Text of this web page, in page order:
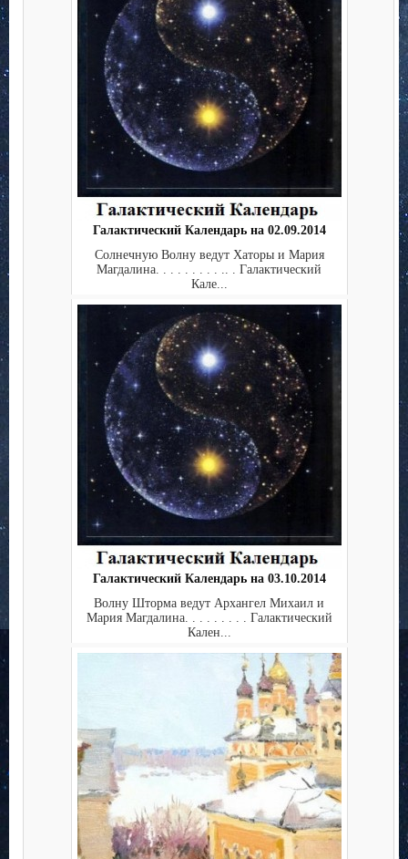
Галактический Календарь на 02.09.2014
Солнечную Волну ведут Хаторы и Мария
Магдалина. . . . . . . . . .. . Галактический
Кале...
Галактический Календарь на 03.10.2014
Волну Шторма ведут Архангел Михаил и
Мария Магдалина. . . . . . . . . Галактический
Кален...